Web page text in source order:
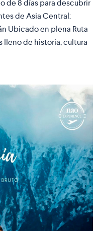
de 8 días para descubrir
de Asia Central:
Ubicado en plena Ruta
lleno de historia, cultura